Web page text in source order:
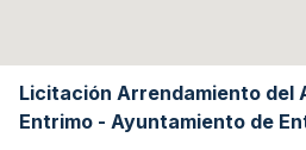
Licitación Arrendamiento del
Entrimo - Ayuntamiento de